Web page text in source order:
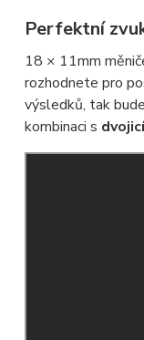
Perfektní
18 × 11mm
rozhodnete pro
výsledků, tak
kombinaci s